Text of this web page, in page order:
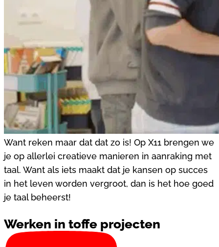
Want reken maar dat dat zo is! Op X11 brengen we
je op allerlei creatieve manieren in aanraking met
taal. Want als iets maakt dat je kansen op succes
in het leven worden vergroot, dan is het hoe goed
je taal beheerst!
Werken in toffe projecten